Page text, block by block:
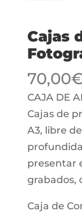
Cajas
70,00
CAJA DE
Cajas de
A3, libre
presentar
grabados,
Caja de